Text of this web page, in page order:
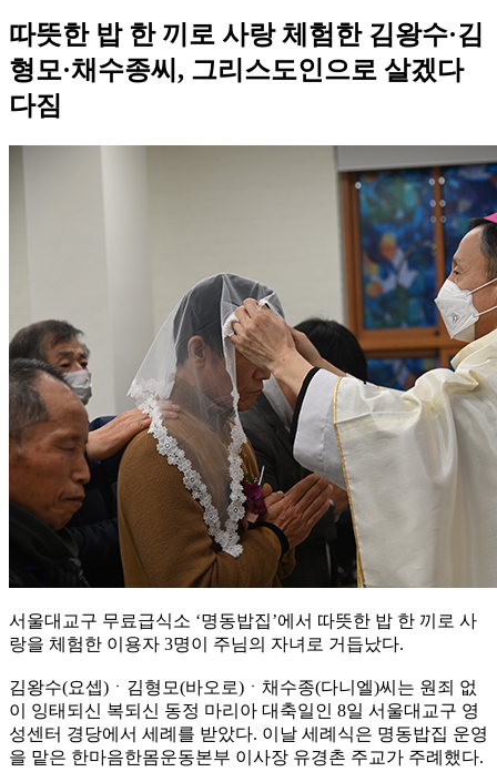
따뜻한 밥 한 끼로 사랑 체험한 김왕수·김
형모·채수종씨, 그리스도인으로 살겠다
다짐
서울대교구 무료급식소 ‘명동밥집’에서 따뜻한 밥 한 끼로 사
랑을 체험한 이용자 3명이 주님의 자녀로 거듭났다.
김왕수(요셉)ㆍ김형모(바오로)ㆍ채수종(다니엘)씨는 원죄 없
이 잉태되신 복되신 동정 마리아 대축일인 8일 서울대교구 영
성센터 경당에서 세례를 받았다. 이날 세례식은 명동밥집 운영
을 맡은 한마음한몸운동본부 이사장 유경촌 주교가 주례했다.